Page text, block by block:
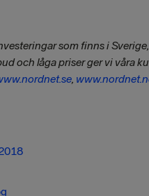
som finns i
och låga priser ger vi våra
,